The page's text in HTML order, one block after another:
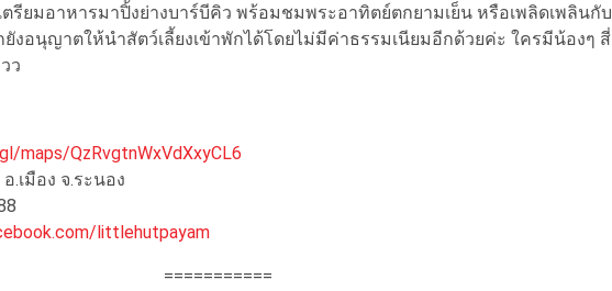
รียมอาหารมาปิ้งย่างบาร์บีคิว พร้อมชมพระอาทิตย์ตกยามเย็น หรือเพลิดเพลินกับ
งอนุญาตให้นำสัตว์เลี้ยงเข้าพักได้โดยไม่มีค่าธรรมเนียมอีกด้วยค่ะ ใครมีน้องๆ สี่
ว
maps/QzRvgtnWxVdXxyCL6
.เมือง จ.ระนอง
littlehutpayam
===========